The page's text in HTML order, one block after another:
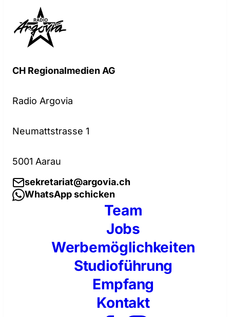
CH Regionalmedien AG
Radio Argovia
Neumattstrasse 1
5001 Aarau
sekretariat@argovia.ch
WhatsApp schicken
Team
Jobs
Werbemöglichkeiten
Studioführung
Empfang
Kontakt